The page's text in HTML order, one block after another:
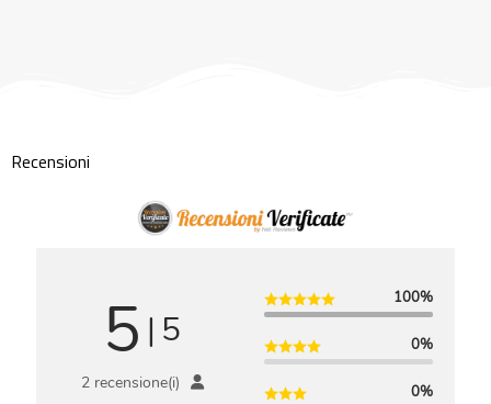
Recensioni
5 | 5
2 recensione(i)
100%
0%
0%